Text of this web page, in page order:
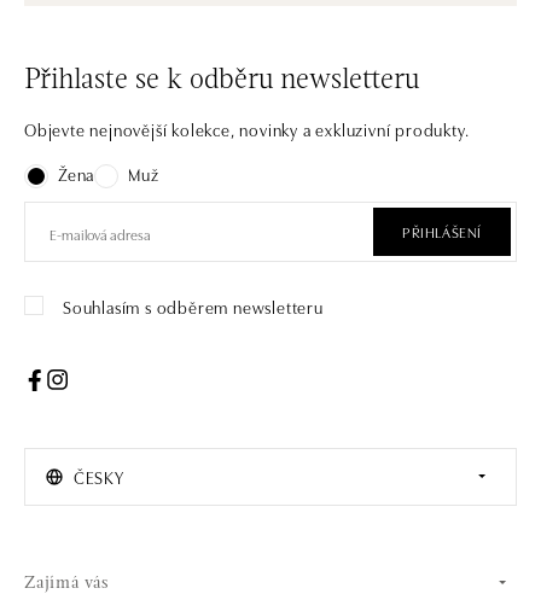
Přihlaste se k odběru newsletteru
Objevte nejnovější kolekce, novinky a exkluzivní produkty.
Žena
Muž
PŘIHLÁŠENÍ
Souhlasím s odběrem newsletteru
ČESKY
Zajímá vás